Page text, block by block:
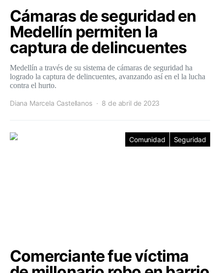
Cámaras de seguridad en
Medellín permiten la
captura de delincuentes
Medellín a través de su sistema de cámaras de seguridad ha
logrado la captura de delincuentes, avanzando así en el la lucha
contra el hurto.
Diana Marcela Castellanos 8 de abril de 2023
Comunidad Seguridad
Comerciante fue víctima